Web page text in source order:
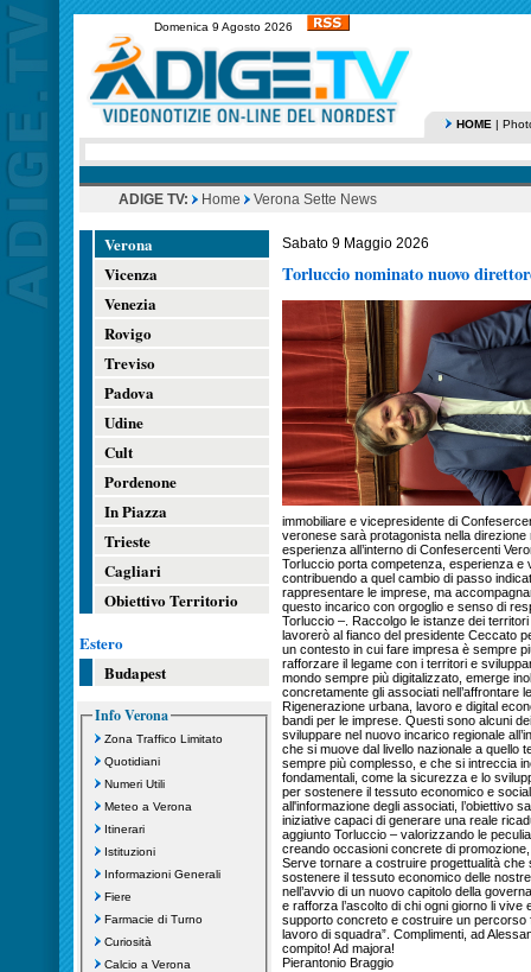
Domenica 9 Agosto 2026
HOME |
ADIGE TV: Home Verona Sette News
Verona
Vicenza
Venezia
Rovigo
Treviso
Padova
Udine
Cult
Pordenone
In Piazza
Trieste
Cagliari
Obiettivo Territorio
Estero
Budapest
Info Verona
Zona Traffico Limitato
Quotidiani
Numeri Utili
Meteo a Verona
Itinerari
Istituzioni
Informazioni Generali
Fiere
Farmacie di Turno
Curiosità
Calcio a Verona
Sabato 9 Maggio 2026
Torluccio nominato nuovo
immobiliare e vicepresidente di
veronese sarà protagonista nella
esperienza all’interno di Confesercenti
Torluccio porta competenza, esperienza e
contribuendo a quel cambio di passo
rappresentare le imprese, ma
questo incarico con orgoglio e senso di
Torluccio –. Raccolgo le istanze dei
lavorerò al fianco del presidente Ceccato
un contesto in cui fare impresa è sempre
rafforzare il legame con i territori e
mondo sempre più digitalizzato, emerge
concretamente gli associati nell’affrontare
Rigenerazione urbana, lavoro e digital
bandi per le imprese. Questi sono alcuni
sviluppare nel nuovo incarico regionale
che si muove dal livello nazionale a quello
sempre più complesso, e che si intreccia
fondamentali, come la sicurezza e lo
per sostenere il tessuto economico e
all'informazione degli associati, l’obiettivo
iniziative capaci di generare una reale
aggiunto Torluccio – valorizzando le
creando occasioni concrete di
Serve tornare a costruire progettualità che
sostenere il tessuto economico delle
nell’avvio di un nuovo capitolo della
e rafforza l’ascolto di chi ogni giorno li vive
supporto concreto e costruire un
lavoro di squadra”. Complimenti, ad
compito! Ad majora!
Pierantonio Braggio